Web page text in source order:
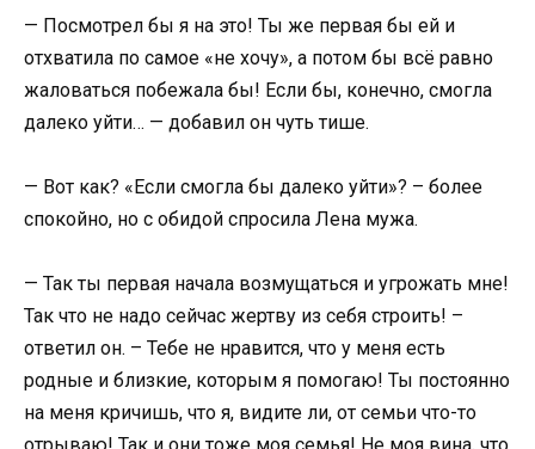
— Посмотрел бы я на это! Ты же первая бы ей и
отхватила по самое «не хочу», а потом бы всё равно
жаловаться побежала бы! Если бы, конечно, смогла
далеко уйти… — добавил он чуть тише.
— Вот как? «Если смогла бы далеко уйти»? – более
спокойно, но с обидой спросила Лена мужа.
— Так ты первая начала возмущаться и угрожать мне!
Так что не надо сейчас жертву из себя строить! –
ответил он. – Тебе не нравится, что у меня есть
родные и близкие, которым я помогаю! Ты постоянно
на меня кричишь, что я, видите ли, от семьи что-то